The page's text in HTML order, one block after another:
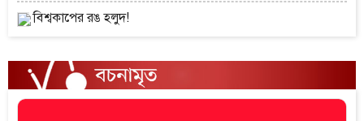
বিশ্বকাপের রঙ হলুদ!